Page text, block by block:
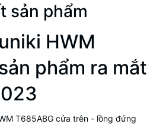
sản phẩm
HWM
phẩm ra mắt
T685ABG cửa trên - lồng đứng